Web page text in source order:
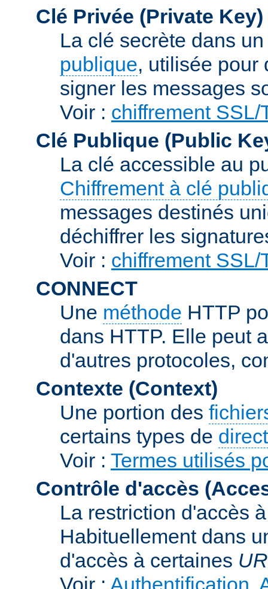
Clé Privée (Private Key)
La clé secrète dans
publique, utilisée pour
signer les messages
Voir : chiffrement SSL/
Clé Publique (Public
La clé accessible au
Chiffrement à clé
messages destinés
déchiffrer les
Voir : chiffrement SSL/
CONNECT
Une méthode HTTP
dans HTTP. Elle peut
d'autres protocoles,
Contexte (Context)
Une portion des
certains types de
Voir : Termes utilisés
Contrôle d'accès
La restriction d'accès
Habituellement dans
d'accès à certaines
Voir : Authentification,